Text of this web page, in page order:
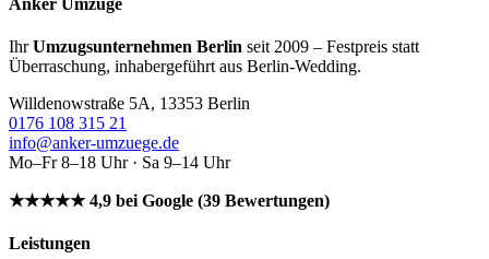
IhrUmzugsunternehmen Berlin seit 2009 – Festpreis statt
Überraschung, inhabergeführt aus Berlin-Wedding.
Willdenowstraße 5A, 13353 Berlin
0176 108 315 21
info@anker-umzuege.de
Mo–Fr 8–18 Uhr · Sa 9–14 Uhr
★★★★★ 4,9 bei Google (39 Bewertungen)
Leistungen